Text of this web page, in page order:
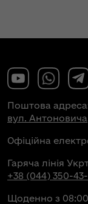
Поштова
вул.
Офіційна
Гаряча лінія
+38 (044) 350-
Щоденно з